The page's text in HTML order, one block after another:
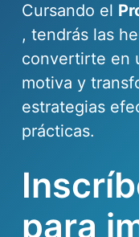
Cursando el
, tendrás las
convertirte en
motiva y
estrategias
prácticas.
para